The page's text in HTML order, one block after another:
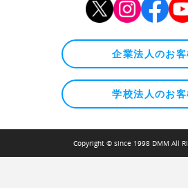
企業法人のお客
学校法人のお客
Copyright © since 1998 DMM All